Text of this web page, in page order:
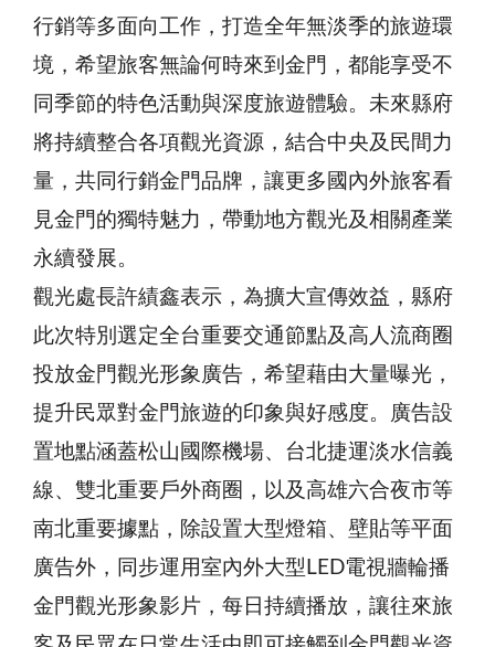
行銷等多面向工作，打造全年無淡季的旅遊環
境，希望旅客無論何時來到金門，都能享受不
同季節的特色活動與深度旅遊體驗。未來縣府
將持續整合各項觀光資源，結合中央及民間力
量，共同行銷金門品牌，讓更多國內外旅客看
見金門的獨特魅力，帶動地方觀光及相關產業
永續發展。
觀光處長許績鑫表示，為擴大宣傳效益，縣府
此次特別選定全台重要交通節點及高人流商圈
投放金門觀光形象廣告，希望藉由大量曝光，
提升民眾對金門旅遊的印象與好感度。廣告設
置地點涵蓋松山國際機場、台北捷運淡水信義
線、雙北重要戶外商圈，以及高雄六合夜市等
南北重要據點，除設置大型燈箱、壁貼等平面
廣告外，同步運用室內外大型LED電視牆輪播
金門觀光形象影片，每日持續播放，讓往來旅